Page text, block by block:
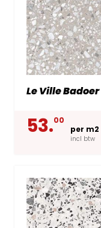
Le Ville Badoer
53.00
per m2
incl btw